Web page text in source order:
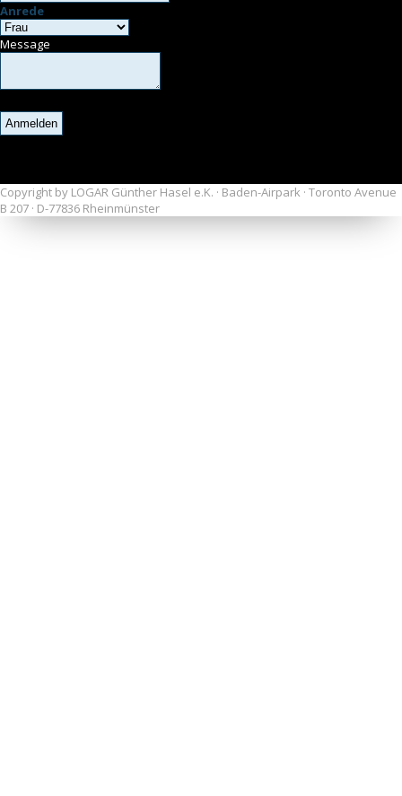
Anrede
Message
Copyright by LOGAR Günther Hasel e.K. · Baden-Airpark · Toronto Avenue
B 207 · D-77836 Rheinmünster